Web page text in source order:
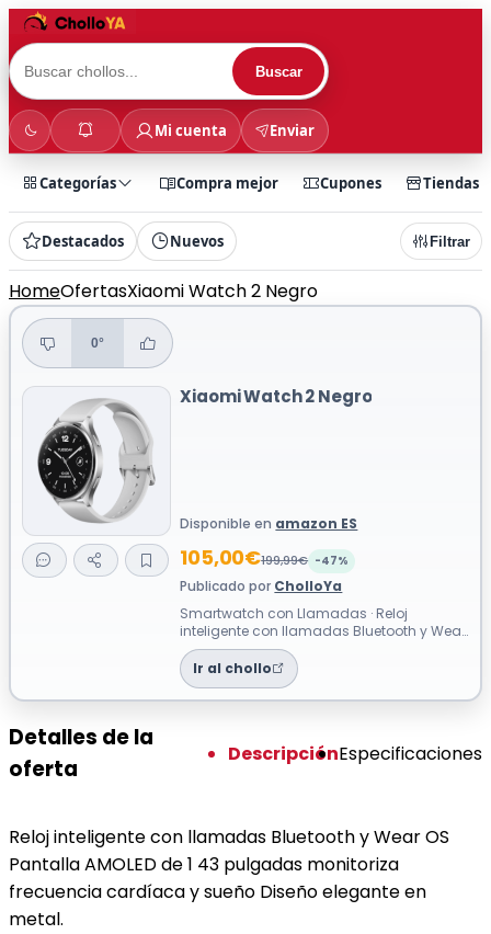
Buscar
Mi cuenta Enviar
Categorías Compra mejor Cupones Tiendas
Destacados Nuevos Filtrar
HomeOfertasXiaomi Watch 2 Negro
0°
Xiaomi Watch 2 Negro
Disponible en amazon ES
105,00€199,99€ -47%
Publicado por CholloYa
Smartwatch con Llamadas · Reloj
inteligente con llamadas Bluetooth y Wear
OS Pantalla AMOLED de 1 43 pulgadas
monitor...
Ir al chollo
Detalles de la
oferta
DescripciónEspecificaciones
Reloj inteligente con llamadas Bluetooth y Wear OS
Pantalla AMOLED de 1 43 pulgadas monitoriza
frecuencia cardíaca y sueño Diseño elegante en
metal.